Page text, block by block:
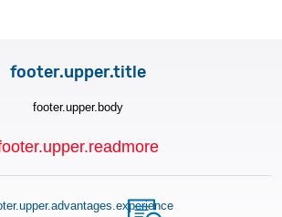
footer.upper.title
footer.upper.body